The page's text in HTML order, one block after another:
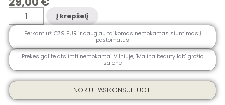
produkto
kiekis:
HUBISLAB
MOISTURE
VEIDO
PRAUSIKLIS,
150
ML
Į krepšelį
Perkant už €79 EUR ir daugiau taikomas nemokamas siuntimas į
paštomatus
Prekes galite atsiimti nemokamai Vilniuje, ''Malina beauty lab" grožio
salone
NORIU PASIKONSULTUOTI